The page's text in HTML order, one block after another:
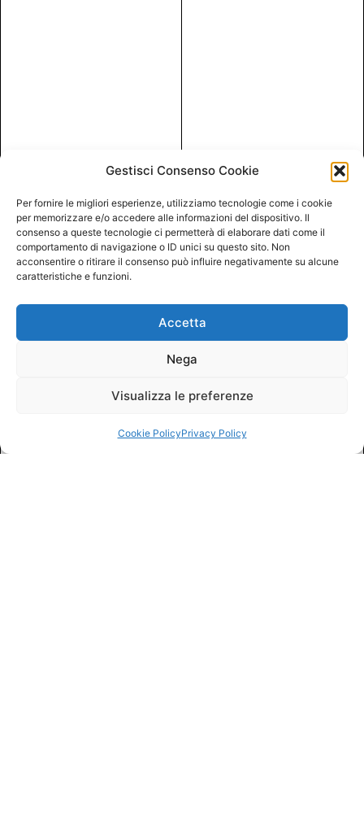
Gestisci Consenso Cookie
Per fornire le migliori esperienze, utilizziamo tecnologie come i cookie
per memorizzare e/o accedere alle informazioni del dispositivo. Il
consenso a queste tecnologie ci permetterà di elaborare dati come il
comportamento di navigazione o ID unici su questo sito. Non
acconsentire o ritirare il consenso può influire negativamente su alcune
caratteristiche e funzioni.
Accetta
Nega
Visualizza le preferenze
Cookie PolicyPrivacy Policy